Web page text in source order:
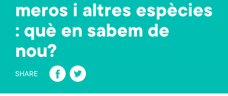
meros i altres espècies
: què en sabem de
nou?
SHARE
Fa
ce